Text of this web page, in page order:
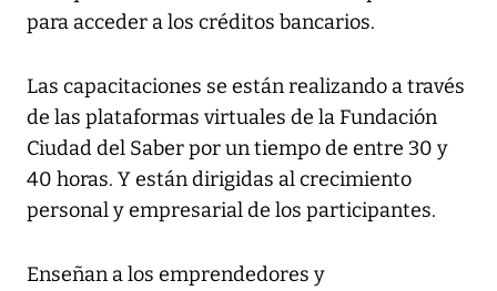
para acceder a los créditos bancarios.
Las capacitaciones se están realizando a través
de las plataformas virtuales de la Fundación
Ciudad del Saber por un tiempo de entre 30 y
40 horas. Y están dirigidas al crecimiento
personal y empresarial de los participantes.
Enseñan a los emprendedores y